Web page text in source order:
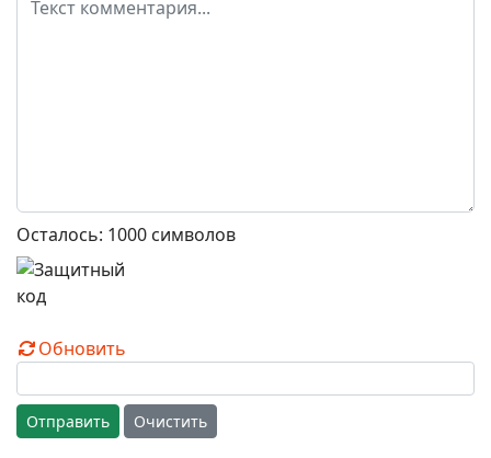
Осталось: 1000 символов
Обновить
Отправить Очистить